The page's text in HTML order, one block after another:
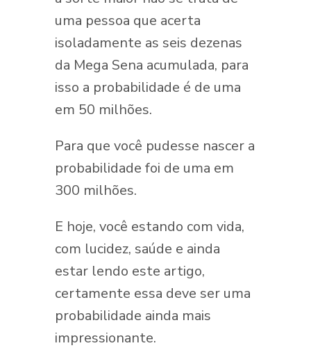
uma pessoa que acerta
isoladamente as seis dezenas
da Mega Sena acumulada, para
isso a probabilidade é de uma
em 50 milhões.
Para que você pudesse nascer a
probabilidade foi de uma em
300 milhões.
E hoje, você estando com vida,
com lucidez, saúde e ainda
estar lendo este artigo,
certamente essa deve ser uma
probabilidade ainda mais
impressionante.